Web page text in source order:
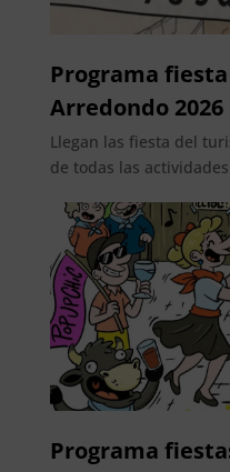
Programa
Arredondo 2026
Llegan las fiesta del
de todas las
Programa